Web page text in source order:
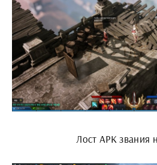
Лост АРК звания